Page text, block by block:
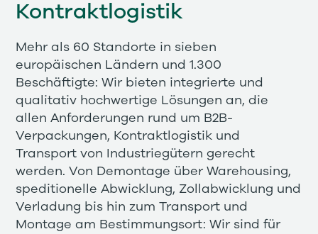
Kontraktlogistik
Mehr als 60 Standorte in sieben
europäischen Ländern und 1.300
Beschäftigte: Wir bieten integrierte und
qualitativ hochwertige Lösungen an, die
allen Anforderungen rund um B2B-
Verpackungen, Kontraktlogistik und
Transport von Industriegütern gerecht
werden. Von Demontage über Warehousing,
speditionelle Abwicklung, Zollabwicklung und
Verladung bis hin zum Transport und
Montage am Bestimmungsort: Wir sind für